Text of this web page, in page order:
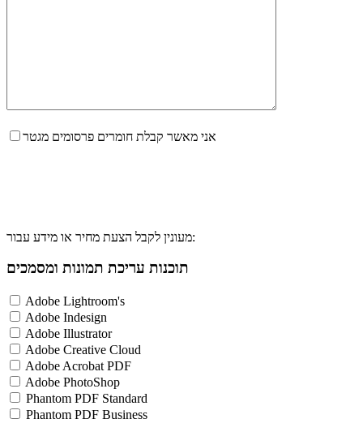
אני מאשר קבלת חומרים פרסומים מגטר
מעונין לקבל הצעת מחיר או מידע עבור:
תוכנות עריכת תמונות ומסמכים
Adobe Lightroom's
Adobe Indesign
Adobe Illustrator
Adobe Creative Cloud
Adobe Acrobat PDF
Adobe PhotoShop
Phantom PDF Standard
Phantom PDF Business